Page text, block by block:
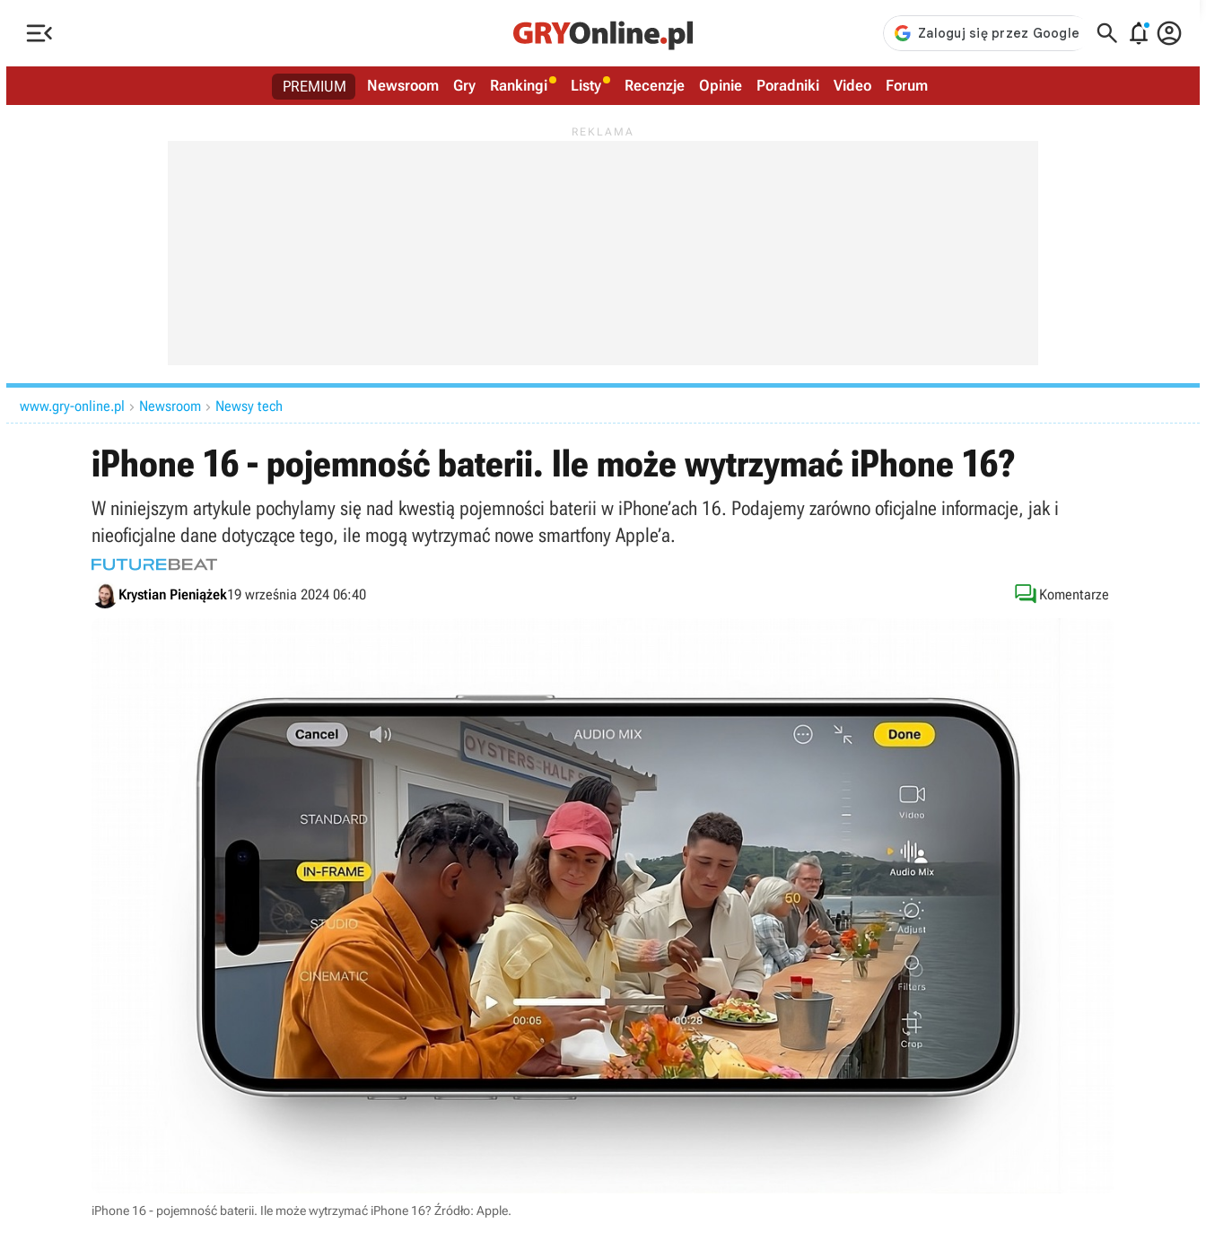
   
PREMIUM Newsroom Gry Rankingi Listy Recenzje Opinie Poradniki Video Forum
www.gry-online.pl  Newsroom  Newsy tech
iPhone 16 - pojemność baterii. Ile może wytrzymać iPhone 16?
W niniejszym artykule pochylamy się nad kwestią pojemności baterii w iPhone’ach 16. Podajemy zarówno oficjalne informacje, jak i
nieoficjalne dane dotyczące tego, ile mogą wytrzymać nowe smartfony Apple’a.
Krystian Pieniążek19 września 2024 06:40  Komentarze
iPhone 16 - pojemność baterii. Ile może wytrzymać iPhone 16? Źródło: Apple.